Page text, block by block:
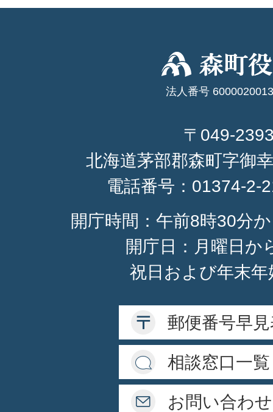
法人番号
〒049-
北海道茅部郡森町字御
電話番号： 01374-2-
開庁時間：午前8時30分
開庁日：月曜日か
祝日および年末
郵便番号早
相談窓口一覧
お問い合わせ